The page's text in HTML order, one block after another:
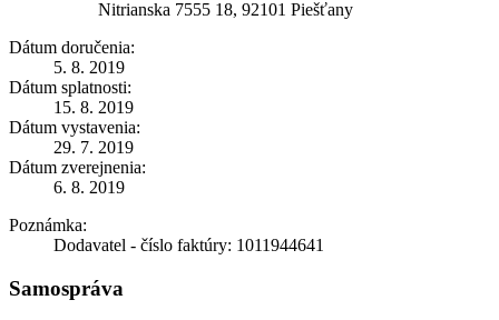
Nitrianska 7555 18, 92101 Piešťany
Dátum doručenia:
5. 8. 2019
Dátum splatnosti:
15. 8. 2019
Dátum vystavenia:
29. 7. 2019
Dátum zverejnenia:
6. 8. 2019
Poznámka:
Dodavatel - číslo faktúry: 1011944641
Samospráva